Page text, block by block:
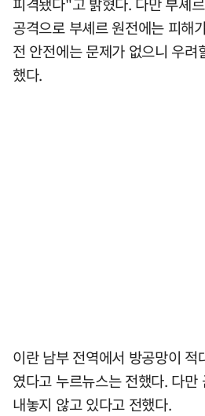
공격으로 부셰르 원전에는 피해
전 안전에는 문제가 없으니 우
했다.
이란 남부 전역에서 방공망이 적
였다고 누르뉴스는 전했다. 다
내놓지 않고 있다고 전했다.